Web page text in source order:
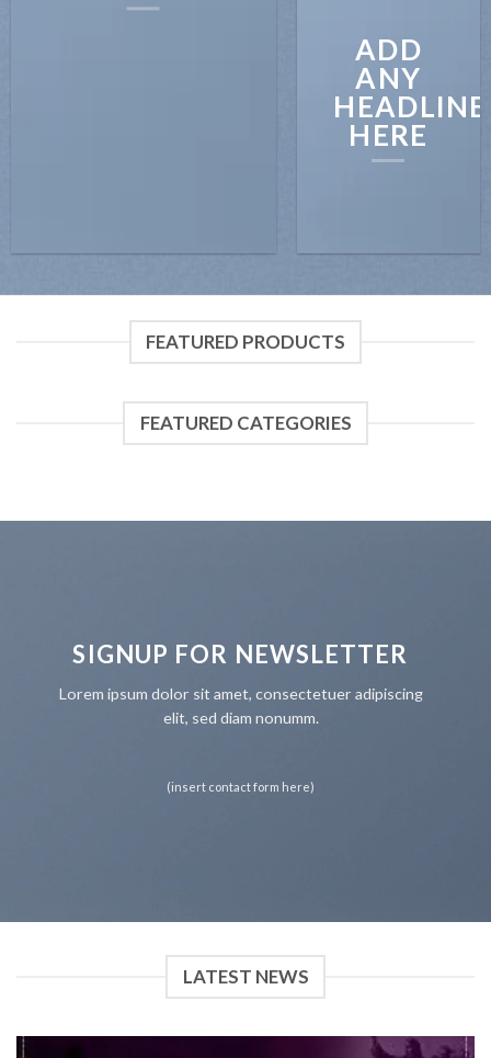
ADD
ANY
HEADLINE
HERE
FEATURED PRODUCTS
FEATURED CATEGORIES
SIGNUP FOR NEWSLETTER
Lorem ipsum dolor sit amet, consectetuer adipiscing
elit, sed diam nonumm.
(insert contact form here)
LATEST NEWS